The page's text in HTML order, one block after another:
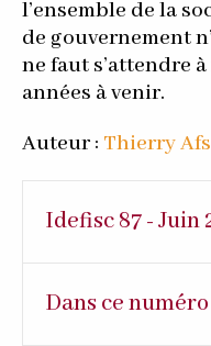
l’ensemble de la
de gouvernement
ne faut s’attendre
années à venir.
Auteur : Thierry
Idefisc 87 - Juin
Dans ce numéro